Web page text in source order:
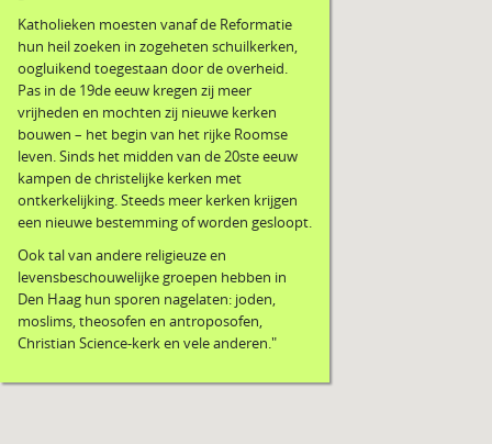
Katholieken moesten vanaf de Reformatie
hun heil zoeken in zogeheten schuilkerken,
oogluikend toegestaan door de overheid.
Pas in de 19de eeuw kregen zij meer
vrijheden en mochten zij nieuwe kerken
bouwen – het begin van het rijke Roomse
leven. Sinds het midden van de 20ste eeuw
kampen de christelijke kerken met
ontkerkelijking. Steeds meer kerken krijgen
een nieuwe bestemming of worden gesloopt.
Ook tal van andere religieuze en
levensbeschouwelijke groepen hebben in
Den Haag hun sporen nagelaten: joden,
moslims, theosofen en antroposofen,
Christian Science-kerk en vele anderen."